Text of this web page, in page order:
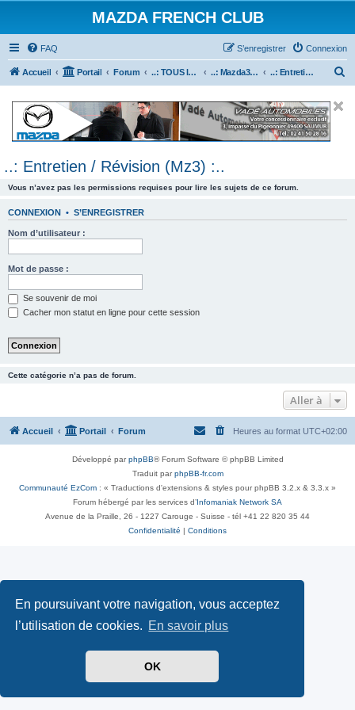
En poursuivant votre navigation, vous acceptez
l’utilisation de cookies. En savoir plus
OK
MAZDA FRENCH CLUB
FAQ Connexion
S’enregistrer
Accueil Portail Forum ..: TOUS les Véhicules MAZDA :.. ..: Mazda3 :.. ..: Entretien / Révision (Mz3) :..
e
..: Entretien / Révision (Mz3) :..
Vous n’avez pas les permissions requises pour lire les sujets de ce forum.
CONNEXION • S’ENREGISTRER
Nom d’utilisateur :
Mot de passe :
Se souvenir de moi
Cacher mon statut en ligne pour cette session
Cette catégorie n’a pas de forum.
Aller à
Accueil Portail Forum Heures au format UTC+02:00
Développé parphpBB® Forum Software © phpBB Limited
Traduit parphpBB-fr.com
Communauté EzCom : « Traductions d'extensions & styles pour phpBB 3.2.x & 3.3.x »
Forum hébergé par les services d’ Infomaniak Network SA
Avenue de la Praille, 26 - 1227 Carouge - Suisse - tél +41 22 820 35 44
Confidentialité
Conditions